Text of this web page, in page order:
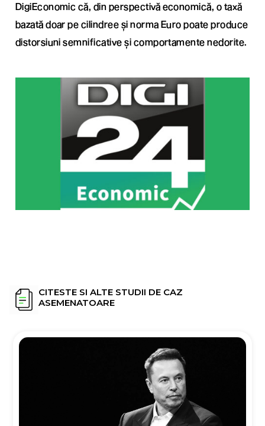
DigiEconomic că, din perspectivă economică, o taxă
bazată doar pe cilindree și norma Euro poate produce
distorsiuni semnificative și comportamente nedorite.
CITESTE SI ALTE STUDII DE CAZ
ASEMENATOARE